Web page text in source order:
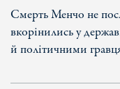
Смерть Менчо не
вкорінились у
й політичними